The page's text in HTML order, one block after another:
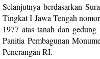
Selanjutnya berdasarkan
Tingkat I Jawa Tengah
1977 atas tanah dan gedung
Panitia Pembagunan
Penerangan RI.